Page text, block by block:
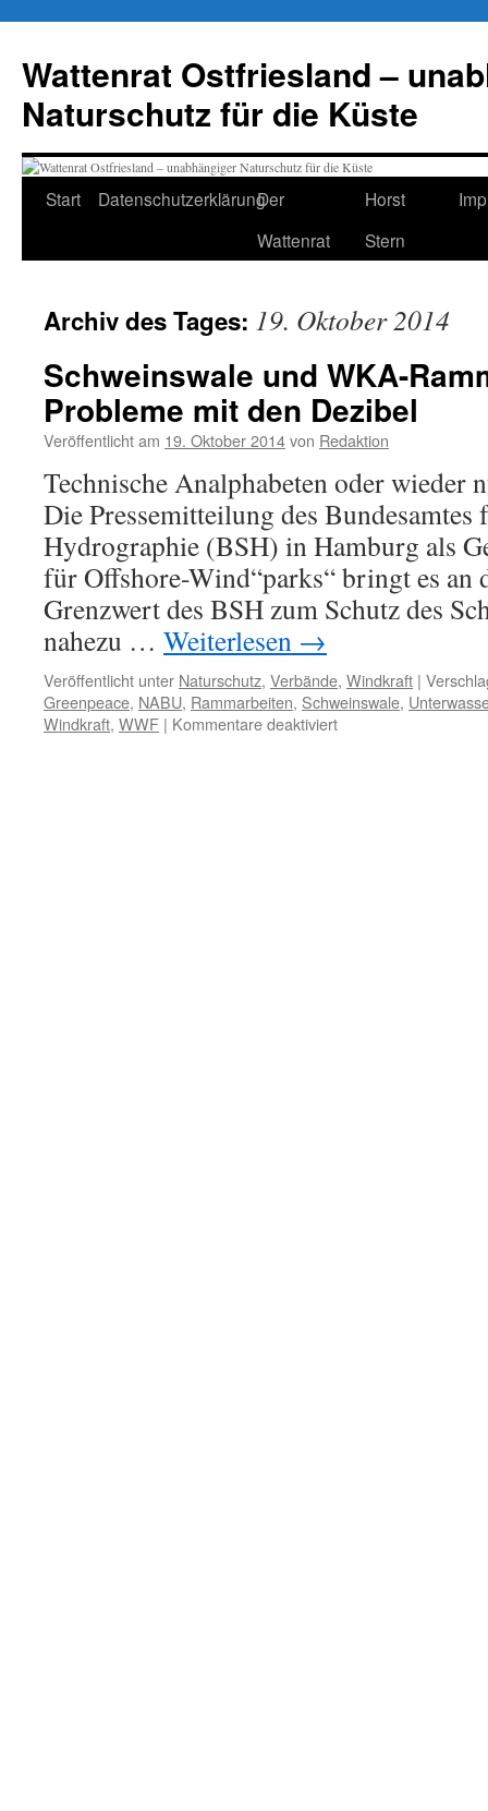
springen
Wattenrat Ostfriesland –
Naturschutz für die Küste
Start DatenschutzerklärungDer
Wattenrat
Horst
Stern
Archiv des Tages: 19. Oktober 2014
Schweinswale und WKA-
Probleme mit den Dezibel
Veröffentlicht am 19. Oktober 2014von Redaktion
Technische Analphabeten oder wieder
Die Pressemitteilung des
Hydrographie (BSH) in Hamburg als
für Offshore-Wind“parks“ bringt es an
Grenzwert des BSH zum Schutz des
nahezu … Weiterlesen →
Veröffentlicht unter Naturschutz, Verbände, Windkraft |
Greenpeace, NABU, Rammarbeiten, Schweinswale,
Windkraft, WWF | Kommentare deaktiviertfür